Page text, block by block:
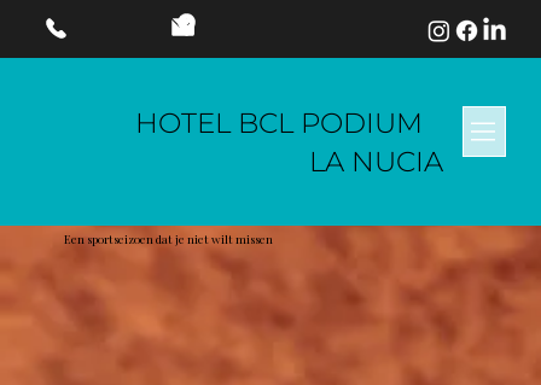
HOTEL BCL PODIUM
LA NUCIA
Een sportseizoen dat je niet wilt missen